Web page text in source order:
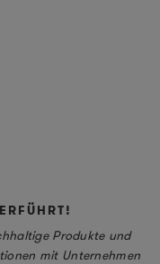
Produkte und
mit Unternehmen